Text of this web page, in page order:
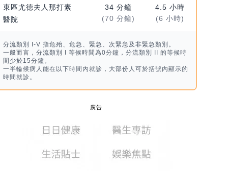
東區尤德夫人那打素
醫院
34 分鐘
(70 分鐘)
4.5 小時
(6 小時)
分流類別 I-V 指危殆、危急、緊急、次緊急及非緊急類別。
一般而言，分流類別 I 等候時間為0分鐘，分流類別 II 的等候時
間少於15分鐘。
一半輪候病人能在以下時間內就診，大部份人可於括號內顯示的
時間就診。
廣告